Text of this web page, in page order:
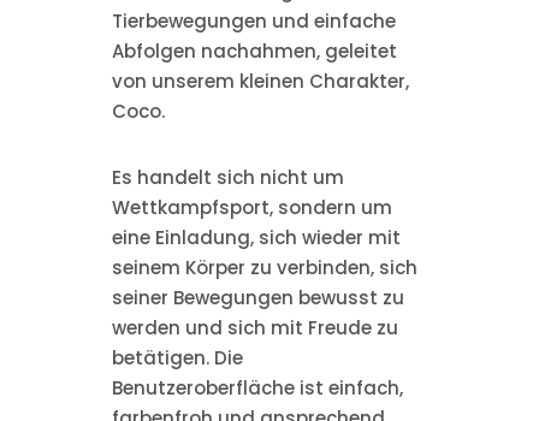
Tierbewegungen und einfache
Abfolgen nachahmen, geleitet
von unserem kleinen Charakter,
Coco.
Es handelt sich nicht um
Wettkampfsport, sondern um
eine Einladung, sich wieder mit
seinem Körper zu verbinden, sich
seiner Bewegungen bewusst zu
werden und sich mit Freude zu
betätigen. Die
Benutzeroberfläche ist einfach,